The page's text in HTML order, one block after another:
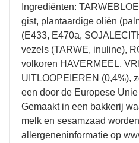
Ingrediënten:
gist, plantaardige oliën
(E433, E470a,
vezels (TARWE, inuline),
volkoren HAVERMEEL,
UITLOOPEIEREN (0,4%),
een door de Europese
Gemaakt in een bakkerij
melk en sesamzaad
allergeneninformatie op